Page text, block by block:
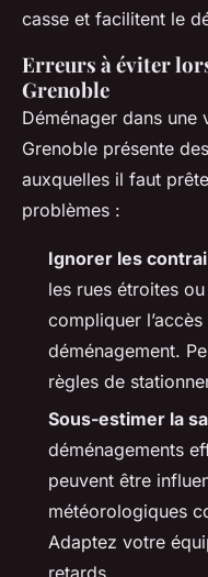
casse et facilitent le
Erreurs à éviter
Grenoble
Déménager dans
Grenoble présente des
auxquelles il faut
problèmes :
Ignorer les
les rues étroites
compliquer
déménagement.
règles de
Sous-estimer la
déménagements
peuvent être
météorologiques
Adaptez votre
retards.